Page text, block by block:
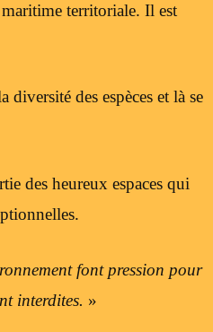
territoriale. Il est
des espèces et là se
des heureux espaces qui
font pression pour
interdites. »